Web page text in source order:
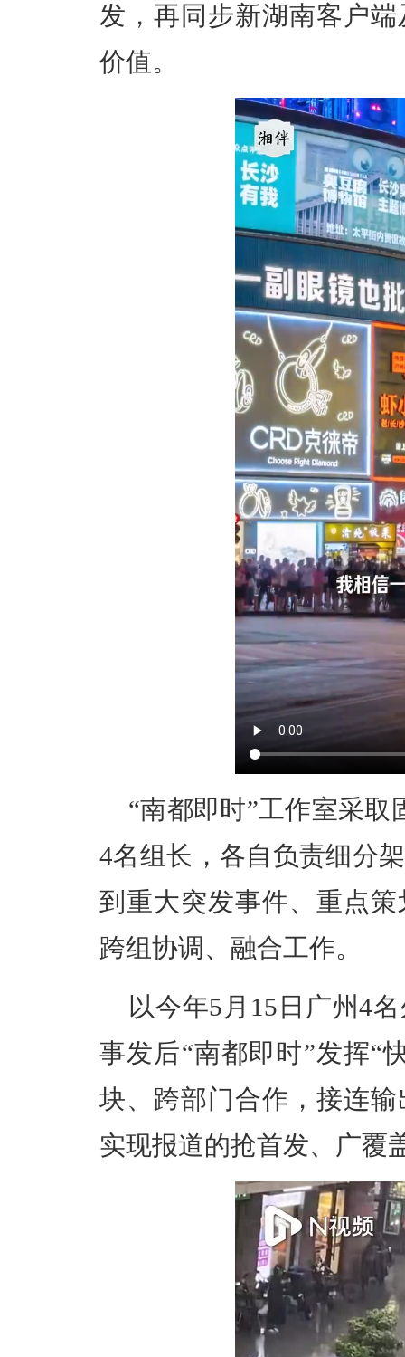
发，再同步新湖南客户
价值。
“南都即时”工作室采
4名组长，各自负责细分
到重大突发事件、重点
跨组协调、融合工作。
以今年5月15日广州4
事发后“南都即时”发挥“
块、跨部门合作，接连
实现报道的抢首发、广覆